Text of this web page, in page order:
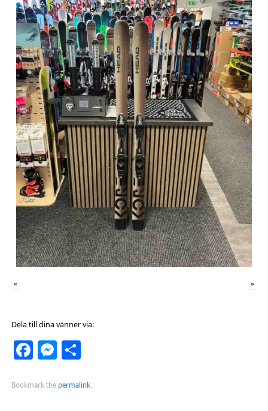
« »
Dela till dina vänner via:
Facebook
Messenger
Dela
Bookmark the permalink.